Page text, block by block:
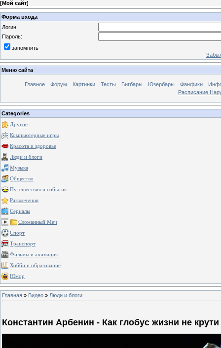
[Мой сайт]
Форма входа
Логин:
Пароль:
запомнить
Меню сайта
Главное Форум Картинки Тесты Бигбары Юзербары Фанфики
Расписание
Categories
Другое
Компьютерные игры
Красота и здоровье
Люди и блоги
Музыка
Общество
Путешествия и события
Развлечения
Сериалы
Сломанный Меч
Спорт
Транспорт
Фильмы и анимация
Хобби и образование
Юмор
Главная » Видео » Люди и блоги
Константин Арбенин - Как глобус жизни не крути